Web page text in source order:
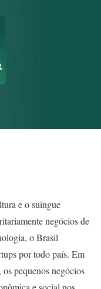
e o suingue
negócios de
o Brasil
por todo país. Em
pequenos negócios